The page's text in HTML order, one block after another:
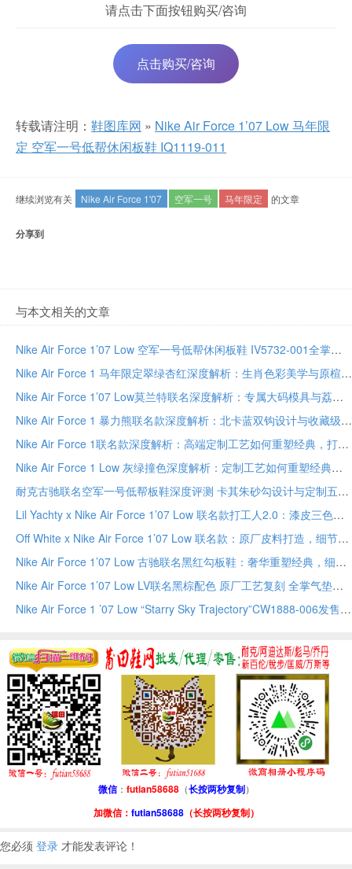
请点击下面按钮购买/咨询
点击购买/咨询
转载请注明： 鞋图库网 » Nike Air Force 1’07 Low 马年限
定 空军一号低帮休闲板鞋 IQ1119-011
继续浏览有关 Nike Air Force 1'07 空军一号 马年限定 的文章
分享到
与本文相关的文章
Nike Air Force 1’07 Low 空军一号低帮休闲板鞋 IV5732-001全掌气垫 版正脚软尺码全
Nike Air Force 1 马年限定翠绿杏红深度解析：生肖色彩美学与原楦工艺的收藏之道
Nike Air Force 1’07 Low莫兰特联名深度解析：专属大码模具与荔枝皮重塑经典版型
Nike Air Force 1 暴力熊联名款深度解析：北卡蓝双钩设计与收藏级工艺全指南
Nike Air Force 1联名款深度解析：高端定制工艺如何重塑经典，打造非凡细节与收藏价值
Nike Air Force 1 Low 灰绿撞色深度解析：定制工艺如何重塑经典，打造专属休闲风格
耐克古驰联名空军一号低帮板鞋深度评测 卡其朱砂勾设计与定制五金细节解析
Lil Yachty x Nike Air Force 1’07 Low 联名款打工人2.0：漆皮三色碰撞，重塑街头潮流新标杆
Off White x Nike Air Force 1’07 Low 联名款：原厂皮料打造，细节完美还原高端潮流板鞋
Nike Air Force 1’07 Low 古驰联名黑红勾板鞋：奢华重塑经典，细节诠释联名魅力
Nike Air Force 1’07 Low LV联名黑棕配色 原厂工艺复刻 全掌气垫经典空军一号板鞋
Nike Air Force 1 ’07 Low “Starry Sky Trajectory”CW1888-006发售：手绘涂鸦+夜光星云重构印象派
微信： futian58688（长按两秒复制）
加微信： futian58688（长按两秒复制）
您必须 登录 才能发表评论！